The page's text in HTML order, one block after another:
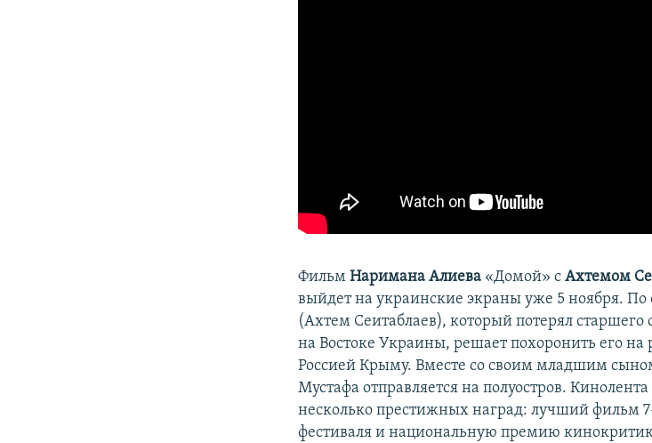
ФильмНаримана Алиева «Домой» сАхтемом
выйдет на украинские экраны уже 5 ноября.
(Ахтем Сеитаблаев), который потерял
на Востоке Украины, решает похоронить его
Россией Крыму. Вместе со своим младшим
Мустафа отправляется на полуостров.
несколько престижных наград: лучший фильм
фестиваля и национальную премию